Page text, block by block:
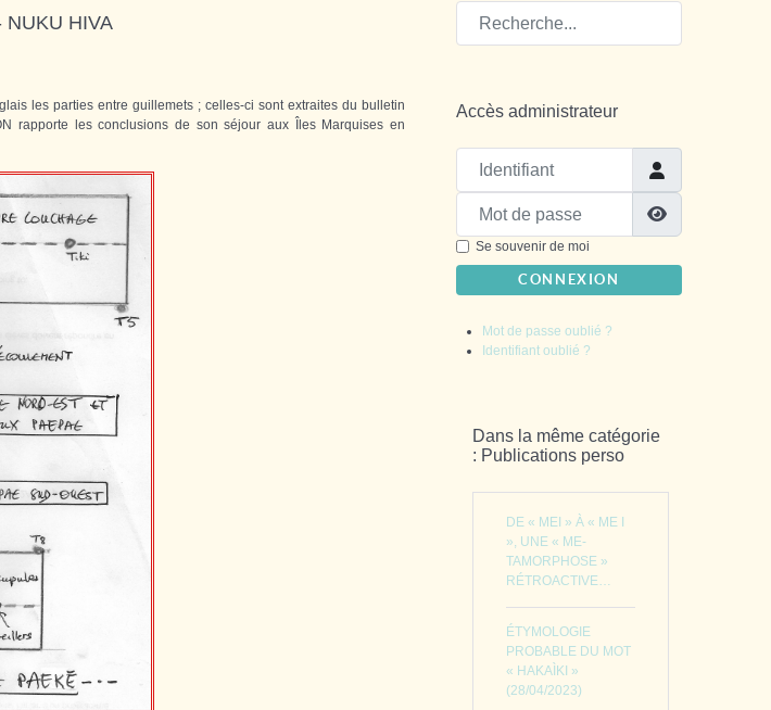
NUKU HIVA
les parties entre guillemets ; celles-ci sont extraites du bulletin
rapporte les conclusions de son séjour aux Îles Marquises en
Accès administrateur
Se souvenir de moi
CONNEXION
Mot de passe oublié ?
Identifiant oublié ?
Dans la même catégorie
: Publications perso
DE « MEI » À « ME I
», UNE « ME-
TAMORPHOSE »
RÉTROACTIVE…
ÉTYMOLOGIE
PROBABLE DU MOT
« HAKAÌKI »
(28/04/2023)